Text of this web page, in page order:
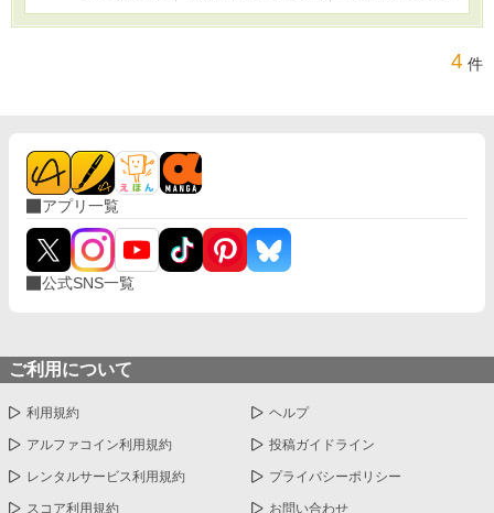
4 件
アプリ一覧
公式SNS一覧
ご利用について
利用規約 ヘルプ
アルファコイン利用規約 投稿ガイドライン
レンタルサービス利用規約 プライバシーポリシー
スコア利用規約 お問い合わせ